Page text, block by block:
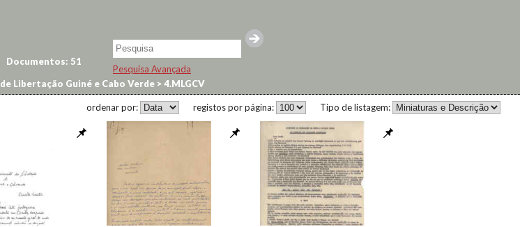
Pesquisa Avançada
Documentos: 51
Libertação Guiné e Cabo Verde >4.MLGCV
Tipo de listagem:
registos por página:
ordenar por: